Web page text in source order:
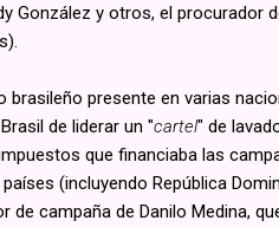
González y otros, el procurador
brasileño presente en varias
de liderar un "cartel" de
que financiaba las
(incluyendo República
de campaña de Danilo Medina,